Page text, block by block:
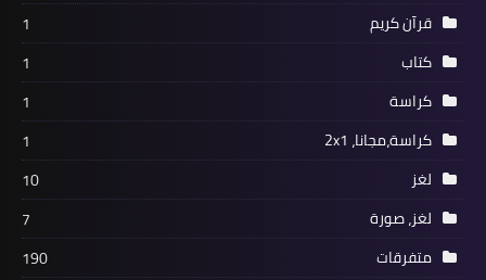
قرآن كريم
1
كتاب
1
كراسة
1
كراسة،مجانا، 2x1
1
لغز
10
لغز، صورة
7
متفرقات
190